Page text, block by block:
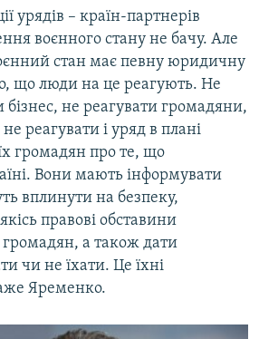
урядів – країн-партнерів
воєнного стану не бачу. Але
стан має певну юридичну
що люди на це реагують. Не
не реагувати громадяни,
реагувати і уряд в плані
громадян про те, що
Вони мають інформувати
вплинути на безпеку,
правові обставини
громадян, а також дати
чи не їхати. Це їхні
Яременко.